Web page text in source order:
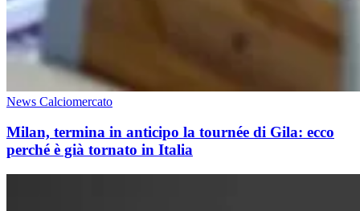
News Calciomercato
Milan, termina in anticipo la tournée di Gila: ecco
perché è già tornato in Italia